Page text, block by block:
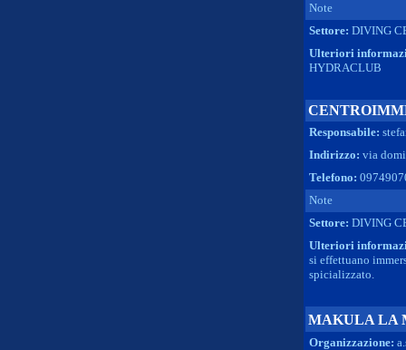
Note
Settore: DIVING
Ulteriori
HYDRACLUB
Responsabile:
Indirizzo: via
Telefono:
Note
Settore: DIVING
Ulteriori
si effettuano
spicializzato.
MAKULA LA
Organizzazione: